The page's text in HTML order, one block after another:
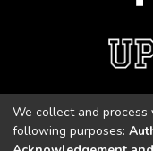
Universidad
We collect and
following purposes: